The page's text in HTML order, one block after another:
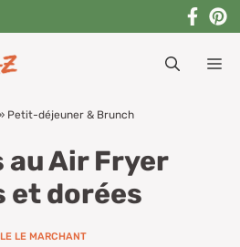
Petit-déjeuner & Brunch
au Air Fryer
et dorées
LE MARCHANT